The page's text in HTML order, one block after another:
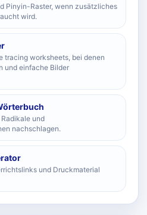
Pinyin-Raster, wenn zusätzliches
wird.
tracing worksheets, bei denen
und einfache Bilder
und
nachschlagen.
und Druckmaterial